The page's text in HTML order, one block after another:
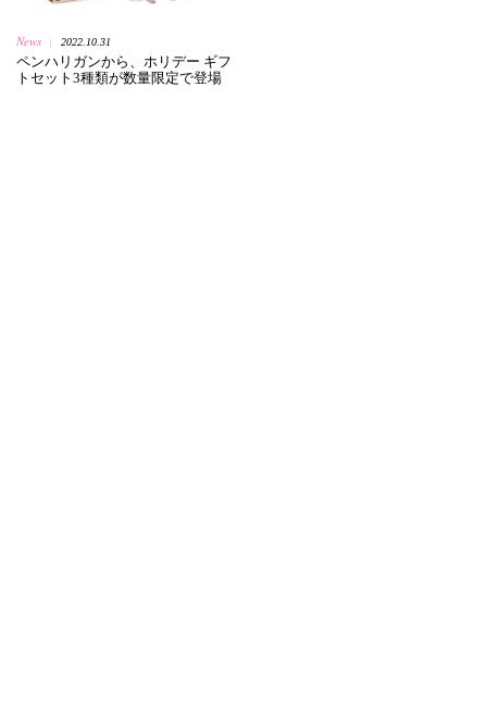
News 2022.10.31
ペンハリガンから、ホリデー ギフ
トセット3種類が数量限定で登場